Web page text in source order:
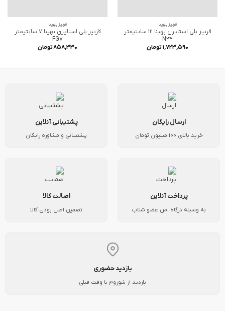
قرنیز بهینا
قرنیز پلی استایرن بهینا 12 سانتیمتر
N24
۱,۷۲۳,۵۹۰تومان
قرنیز بهینا
قرنیز پلی استایرن بهینا 7 سانتیمتر
FG7
۸۵۸,۳۳۰تومان
ارسال رایگان
خرید بالای 100 میلیون تومان
پشتیبانی آنلاین
پشتیبانی و مشاوره رایگان
پرداخت آنلاین
به وسیله درگاه امن عضو شتاب
اصالت کالا
تضمین اصل بودن کالا
بازدید حضوری
بازدید از شوروم با وقت قبلی